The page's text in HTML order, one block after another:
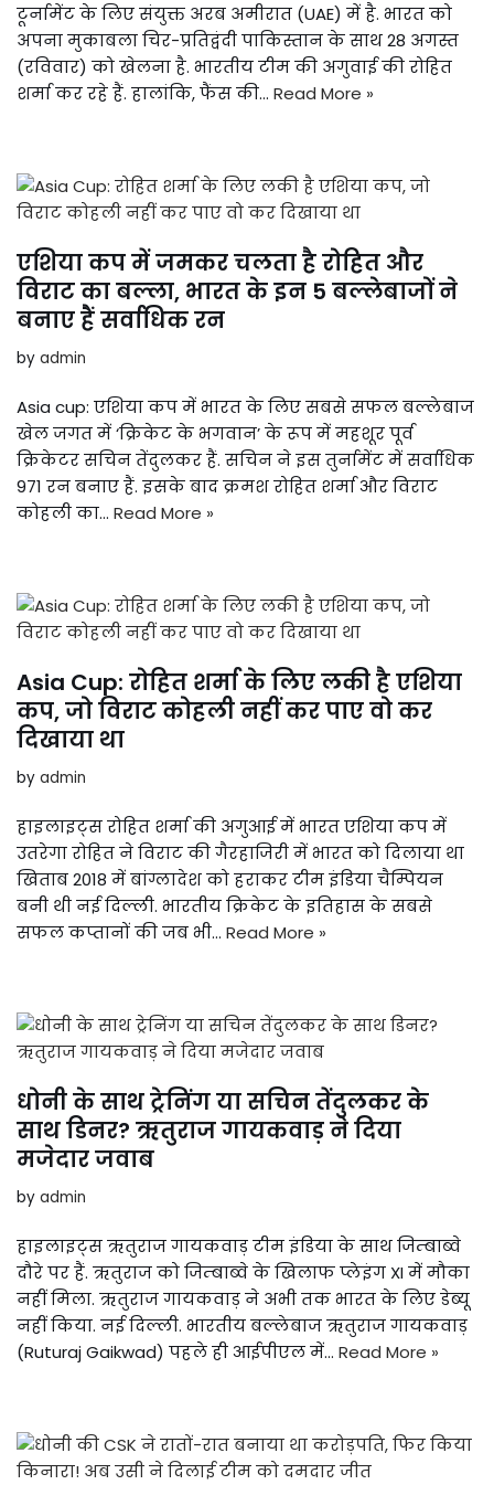
टूर्नामेंट के लिए संयुक्त अरब अमीरात (UAE) में है. भारत को
अपना मुकाबला चिर-प्रतिद्वंदी पाकिस्तान के साथ 28 अगस्त
(रविवार) को खेलना है. भारतीय टीम की अगुवाई की रोहित
शर्मा कर रहे हैं. हालांकि, फैंस की… Read More »
एशिया कप में जमकर चलता है रोहित और
विराट का बल्ला, भारत के इन 5 बल्लेबाजों ने
बनाए हैं सर्वाधिक रन
by admin
Asia cup: एशिया कप में भारत के लिए सबसे सफल बल्लेबाज
खेल जगत में ‘क्रिकेट के भगवान’ के रूप में महशूर पूर्व
क्रिकेटर सचिन तेंदुलकर हैं. सचिन ने इस तुर्नामेंट में सर्वाधिक
971 रन बनाए हैं. इसके बाद क्रमश रोहित शर्मा और विराट
कोहली का… Read More »
Asia Cup: रोहित शर्मा के लिए लकी है एशिया
कप, जो विराट कोहली नहीं कर पाए वो कर
दिखाया था
by admin
हाइलाइट्स रोहित शर्मा की अगुआई में भारत एशिया कप में
उतरेगा रोहित ने विराट की गैरहाजिरी में भारत को दिलाया था
खिताब 2018 में बांग्लादेश को हराकर टीम इंडिया चैम्पियन
बनी थी नई दिल्ली. भारतीय क्रिकेट के इतिहास के सबसे
सफल कप्तानों की जब भी… Read More »
धोनी के साथ ट्रेनिंग या सचिन तेंदुलकर के
साथ डिनर? ऋतुराज गायकवाड़ ने दिया
मजेदार जवाब
by admin
हाइलाइट्स ऋतुराज गायकवाड़ टीम इंडिया के साथ जिम्बाब्वे
दौरे पर हैं. ऋतुराज को जिम्बाब्वे के खिलाफ प्लेइंग XI में मौका
नहीं मिला. ऋतुराज गायकवाड़ ने अभी तक भारत के लिए डेब्यू
नहीं किया. नई दिल्ली. भारतीय बल्लेबाज ऋतुराज गायकवाड़
(Ruturaj Gaikwad) पहले ही आईपीएल में… Read More »